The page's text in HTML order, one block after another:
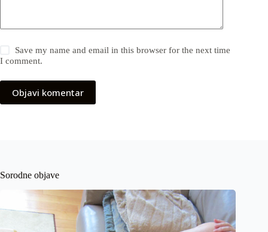
Save my name and email in this browser for the next time
I comment.
Objavi komentar
Sorodne objave